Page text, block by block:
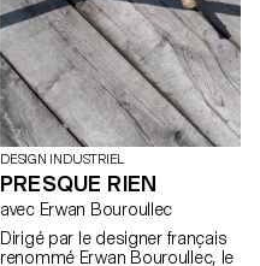
DESIGN INDUSTRIEL
PRESQUE RIEN
avec Erwan Bouroullec
Dirigé par le designer français
renommé Erwan Bouroullec, le